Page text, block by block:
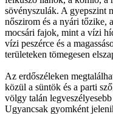
sövényszulák. A gyepszint
nőszirom és a nyári tőzike,
mocsári fajok, mint a vízi
vízi peszérce és a
területeken tömegesen
Az erdőszéleken
közül a süntök és a parti
völgy talán
Ugyancsak gyomként